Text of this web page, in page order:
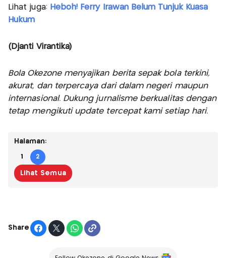
Lihat juga: Heboh! Ferry Irawan Belum Tunjuk Kuasa
Hukum
(Djanti Virantika)
Bola Okezone menyajikan berita sepak bola terkini,
akurat, dan terpercaya dari dalam negeri maupun
internasional. Dukung jurnalisme berkualitas dengan
tetap mengikuti update tercepat kami setiap hari.
Halaman:
1 2
Lihat Semua
Share